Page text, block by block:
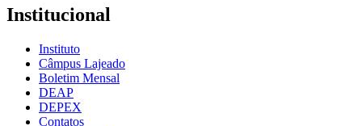
Institucional
Instituto
Câmpus Lajeado
Boletim Mensal
DEAP
DEPEX
Contatos